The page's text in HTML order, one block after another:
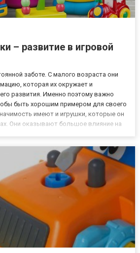
– развитие в игровой
заботе. С малого возраста они
которая их окружает и
развития. Именно поэтому важно
быть хорошим примером для своего
имеют и игрушки, которые он
Они оказывают большое влияние на